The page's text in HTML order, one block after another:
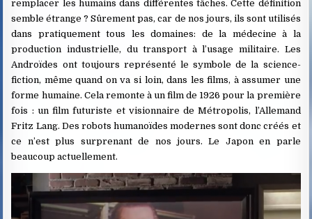
remplacer les humains dans différentes tâches. Cette définition
semble étrange ? Sûrement pas, car de nos jours, ils sont utilisés
dans pratiquement tous les domaines: de la médecine à la
production industrielle, du transport à l’usage militaire. Les
Androïdes ont toujours représenté le symbole de la science-
fiction, même quand on va si loin, dans les films, à assumer une
forme humaine. Cela remonte à un film de 1926 pour la première
fois : un film futuriste et visionnaire de Métropolis, l’Allemand
Fritz Lang. Des robots humanoïdes modernes sont donc créés et
ce n’est plus surprenant de nos jours. Le Japon en parle
beaucoup actuellement.